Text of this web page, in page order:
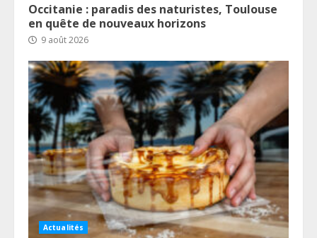
Occitanie : paradis des naturistes, Toulouse
en quête de nouveaux horizons
9 août 2026
Actualités